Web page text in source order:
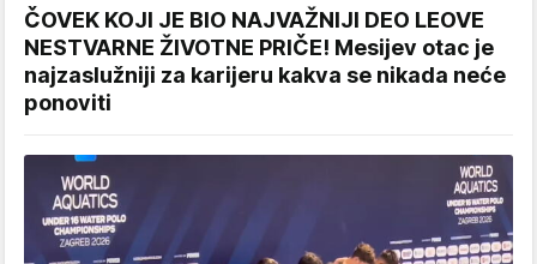
ČOVEK KOJI JE BIO NAJVAŽNIJI DEO LEOVE
NESTVARNE ŽIVOTNE PRIČE! Mesijev otac je
najzaslužniji za karijeru kakva se nikada neće
ponoviti